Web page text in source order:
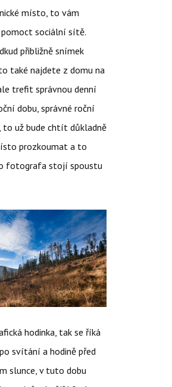
místo, to vám
sociální sítě.
přibližně snímek
také najdete z domu na
trefit správnou denní
dobu, správné roční
to už bude chtít důkladně
prozkoumat a to
fotografa stojí spoustu
hodinka, tak se říká
svítání a hodině před
slunce, v tuto dobu